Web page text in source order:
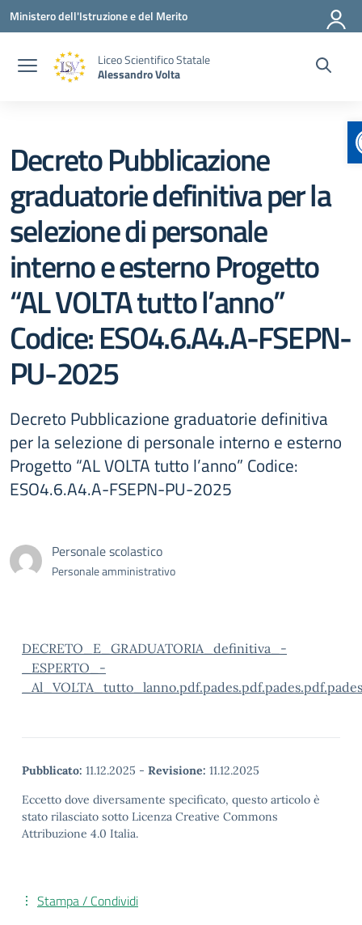
Vai ai contenuti
Vai al menu di navigazione
Vai al footer
Ministero dell'Istruzione e del Merito
Liceo Scientifico Statale
Alessandro Volta
Decreto Pubblicazione
graduatorie definitiva per la
selezione di personale
interno e esterno Progetto
“AL VOLTA tutto l’anno”
Codice: ESO4.6.A4.A-FSEPN-
PU-2025
Decreto Pubblicazione graduatorie definitiva
per la selezione di personale interno e esterno
Progetto “AL VOLTA tutto l’anno” Codice:
ESO4.6.A4.A-FSEPN-PU-2025
Personale scolastico
Personale amministrativo
DECRETO_E_GRADUATORIA_definitiva_-
_ESPERTO_-
Pubblicato: 11.12.2025 - Revisione: 11.12.2025
Eccetto dove diversamente specificato, questo articolo è
stato rilasciato sotto Licenza Creative Commons
Attribuzione 4.0 Italia.
Stampa / Condividi